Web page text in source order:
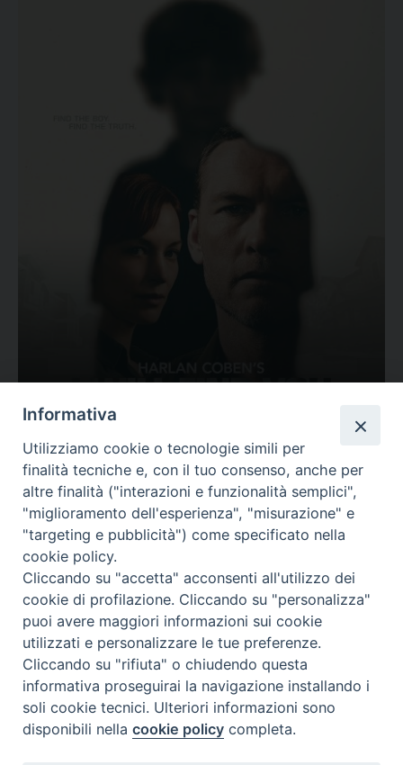
Valutazione
Complesso, Problematico
Tematica: Amore-Sentimenti, Carcere...
Contatti & Info
C.ne Aurelia, 50 – 00165 Roma
Contatti
Informativa
Utilizziamo cookie o tecnologie simili per
finalità tecniche e, con il tuo consenso, anche per
altre finalità ("interazioni e funzionalità semplici",
"miglioramento dell'esperienza", "misurazione" e
"targeting e pubblicità") come specificato nella
cookie policy.
Cliccando su "accetta" acconsenti all'utilizzo dei
cookie di profilazione. Cliccando su "personalizza"
puoi avere maggiori informazioni sui cookie
utilizzati e personalizzare le tue preferenze.
Cliccando su "rifiuta" o chiudendo questa
informativa proseguirai la navigazione installando i
soli cookie tecnici. Ulteriori informazioni sono
disponibili nellacookie policy completa.